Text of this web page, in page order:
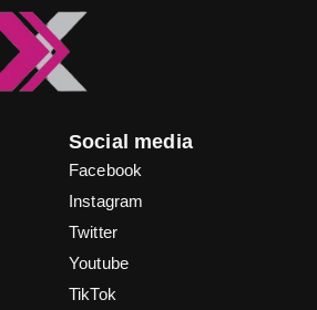
Social media
Facebook
Instagram
Twitter
Youtube
TikTok